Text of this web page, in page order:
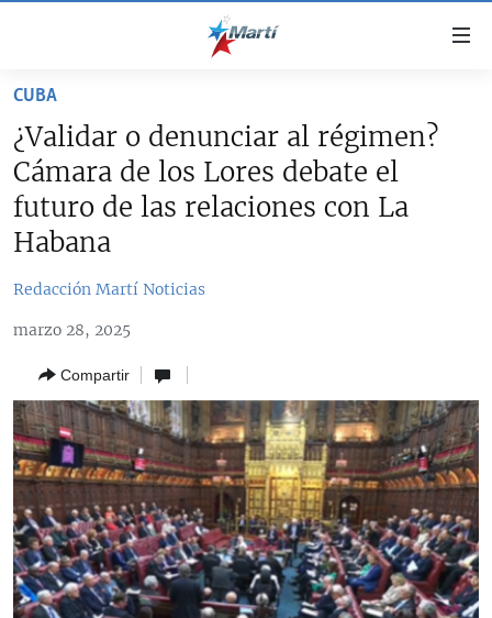
accesibilidad
contenido
principal
principal
la
búsqueda
CUBA
CUBA
DERECHOS HUMANOS
SOBRE CUBA
ESTADOS UNIDOS
ESTADOS UNIDOS
AMÉRICA LATINA
OPINIÓN GRÁFICA
AUDIOVISUALES MARTÍ
RADIO MARTÍ
ESPECIALES
ESPECIALES
MULTIMEDIA
CUBA
¿Validar o denunciar al régimen?
Cámara de los Lores debate el
futuro de las relaciones con La
Habana
Redacción Martí Noticias
marzo 28, 2025
Compartir